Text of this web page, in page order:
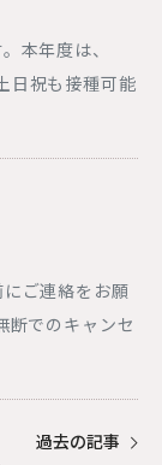
本年度は、
日祝も接種可能
ご連絡をお願
でのキャンセ
過去の記事